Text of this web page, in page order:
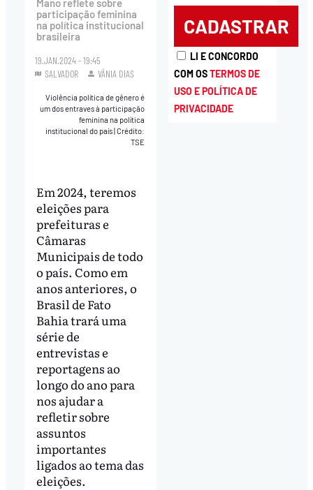
Mano reflete sobre
participação feminina
na política institucional
brasileira
19.JAN.2024 - 19:45
SALVADOR
VÂNIA DIAS
Violência política de gênero é
um dos entraves à participação
feminina na política
institucional do país|Crédito:
TSE
Em 2024, teremos
eleições para
prefeituras e
Câmaras
Municipais de todo
o país. Como em
anos anteriores, o
Brasil de Fato
Bahia trará uma
série de
entrevistas e
reportagens ao
longo do ano para
nos ajudar a
refletir sobre
assuntos
importantes
ligados ao tema das
eleições.
LI E CONCORDO
COM OSTERMOS DE
USO E POLÍTICA DE
PRIVACIDADE